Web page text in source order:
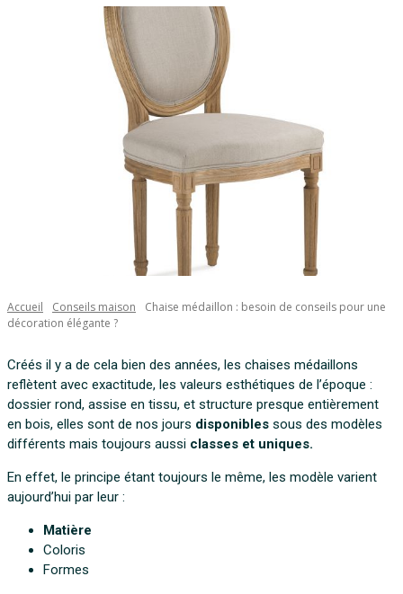
Accueil Conseils maison
Chaise médaillon : besoin de conseils pour une
décoration élégante ?
Créés il y a de cela bien des années, les chaises médaillons
reflètent avec exactitude, les valeurs esthétiques de l’époque :
dossier rond, assise en tissu, et structure presque entièrement
en bois, elles sont de nos jours disponibles sous des modèles
différents mais toujours aussi classes et uniques.
En effet, le principe étant toujours le même, les modèle varient
aujourd’hui par leur :
Matière
Coloris
Formes